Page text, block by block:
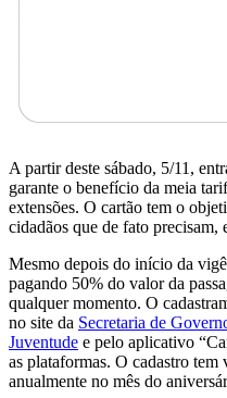
A partir deste sábado, 5/11,
garante o benefício da meia
extensões. O cartão tem o
cidadãos que de fato precisam,
Mesmo depois do início da
pagando 50% do valor da
qualquer momento. O
no site da Secretaria de
Juventude e pelo aplicativo
as plataformas. O cadastro tem
anualmente no mês do